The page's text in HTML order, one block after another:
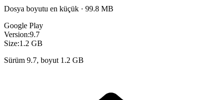
Dosya boyutu en küçük · 99.8 MB
Google Play
Version:9.7
Size:1.2 GB
Sürüm 9.7, boyut 1.2 GB